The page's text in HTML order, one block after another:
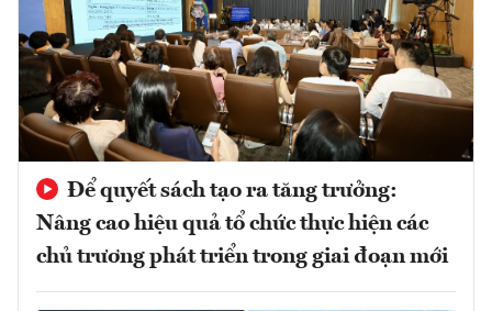
Để quyết sách tạo ra tăng trưởng:
Nâng cao hiệu quả tổ chức thực hiện các
chủ trương phát triển trong giai đoạn mới